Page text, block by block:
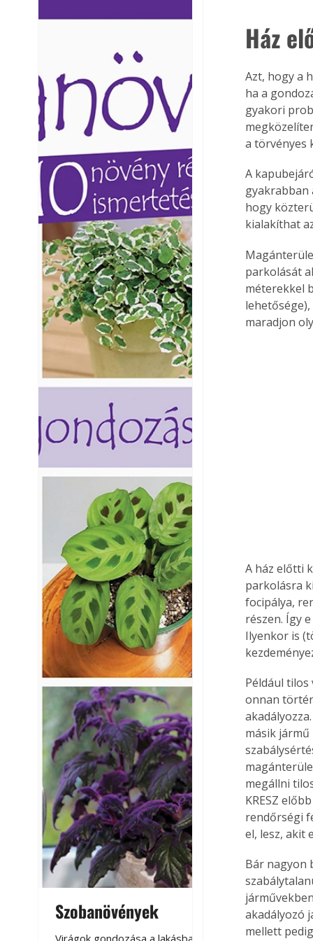
Laptapir kényelmes
mert: – t
Szobanövények
Virágoskert:
teraszon,
Ház
Azt, hogy a
ha a
gyakori
a törvényes
A
gyakrabban
hogy
kialakíthat
parkolását
méterekkel
maradjon
A ház előtti
parkolásra
focipálya,
részen. Így
Ilyenkor is
Például
onnan
másik jármű
megállni
KRESZ
rendőrségi
el, lesz, akit
Bár nagyon
akadályozó
mellett